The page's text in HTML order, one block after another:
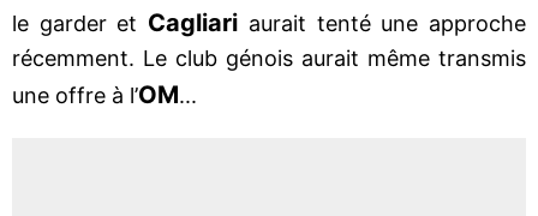
le garder et Cagliari aurait tenté une approche
récemment. Le club génois aurait même transmis
une offre à l’OM...